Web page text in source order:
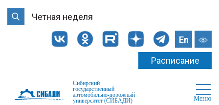
Четная неделя
En
Расписание
Сибирский
государственный
автомобильно-дорожный
университет (СИБАДИ)
Меню